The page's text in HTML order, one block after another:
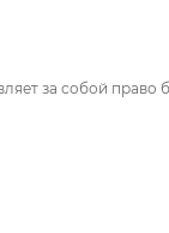
за собой право